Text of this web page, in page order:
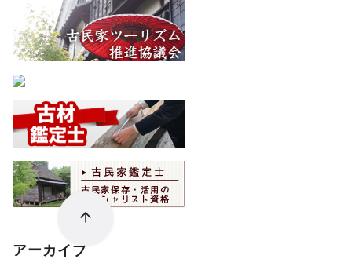
アーカイブ